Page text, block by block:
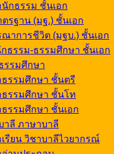
กธรรม ชั้นเอก
รฐาน (มฐ.) ชั้นเอก
าการชีวิต (มฐบ.) ชั้นเอก
ธรรม-ธรรมศึกษา ชั้นเอก
รรมศึกษา
รรมศึกษา ชั้นตรี
รรมศึกษา ชั้นโท
รรมศึกษา ชั้นเอก
าลี ภาษาบาลี
รียน วิชาบาลีไวยากรณ์